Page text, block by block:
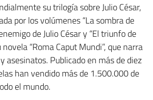
su trilogía sobre Julio César,
por los volúmenes “La sombra de
de Julio César y “El triunfo de
novela “Roma Caput Mundi”, que narra
asesinatos. Publicado en más de diez
han vendido más de 1.500.000 de
el mundo.